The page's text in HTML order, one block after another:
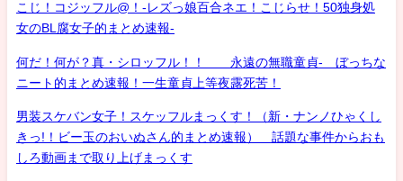
こじ！コジッフル@！-レズっ娘百合ネエ！こじらせ！50独身処
女のBL腐女子的まとめ速報-
何だ！何が？真・シロッフル！！ 永遠の無職童貞- ぼっちな
ニート的まとめ速報！一生童貞上等夜露死苦！
男装スケバン女子！スケッフルまっくす！（新・ナンノひゃくし
きっ!！ビー玉のおいぬさん的まとめ速報） 話題な事件からおも
しろ動画まで取り上げまっくす